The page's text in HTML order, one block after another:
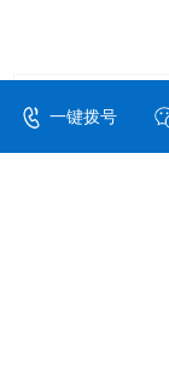
称，
一键拨号